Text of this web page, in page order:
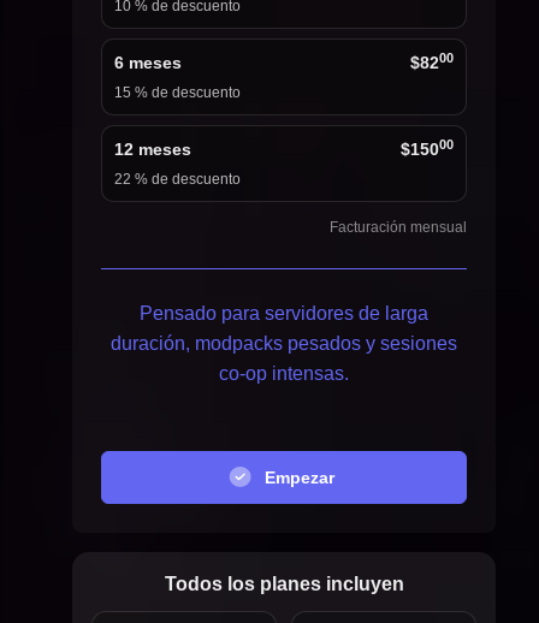
10 % de descuento
6 meses $8200
15 % de descuento
12 meses $15000
22 % de descuento
Facturación mensual
Pensado para servidores de larga
duración, modpacks pesados y sesiones
co-op intensas.
Empezar
Todos los planes incluyen